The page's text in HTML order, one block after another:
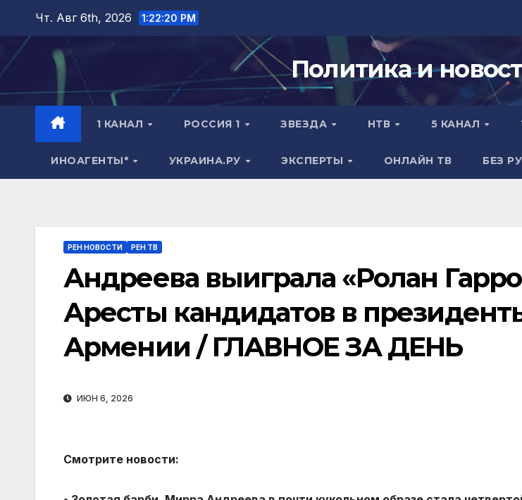
Перейти
содержимому
Чт. Авг 6th, 2026 1:22:21 PM
Политика и
1 КАНАЛ РОССИЯ 1 ЗВЕЗДА НТВ 5 КАНАЛ
ИНОАГЕНТЫ* УКРАИНА.РУ ЭКСПЕРТЫ ОНЛАЙН ТВ БЕЗ
РЕН НОВОСТИ РЕН ТВ
Андреева выиграла «Ролан
Аресты кандидатов в
Армении / ГЛАВНОЕ ЗА ДЕНЬ
ИЮН 6, 2026
Смотрите новости: